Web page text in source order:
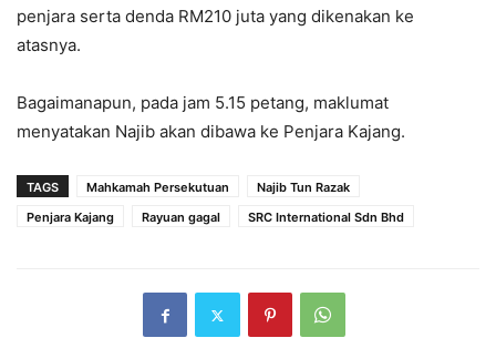
penjara serta denda RM210 juta yang dikenakan ke
atasnya.
Bagaimanapun, pada jam 5.15 petang, maklumat
menyatakan Najib akan dibawa ke Penjara Kajang.
TAGS Mahkamah Persekutuan
Najib Tun Razak
Penjara Kajang
Rayuan gagal SRC International Sdn Bhd